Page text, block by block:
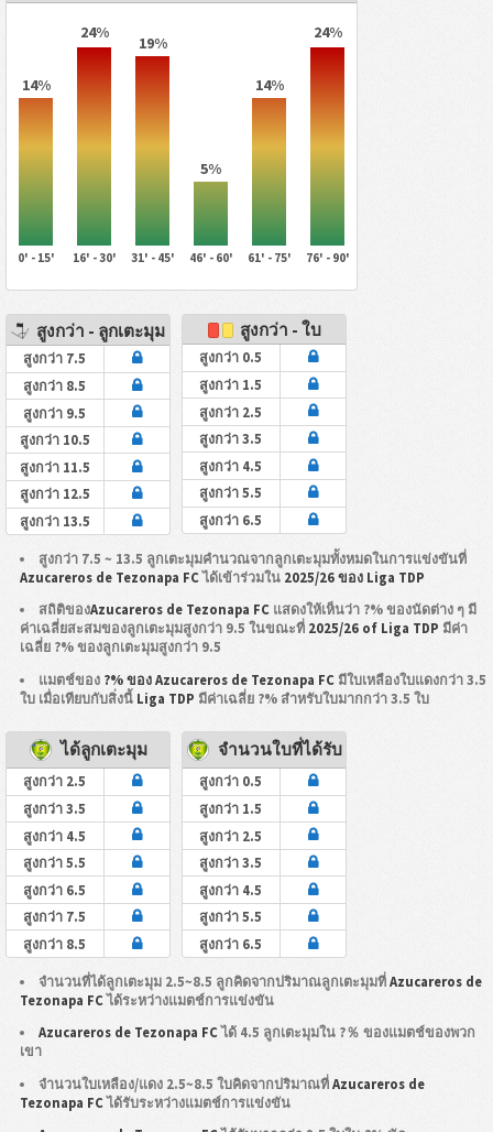
14%
24%
19%
5%
14%
24%
0' - 15' 16' - 30' 31' - 45' 46' - 60' 61' - 75' 76' - 90'
สูงกว่า - ลูกเตะมุม
สูงกว่า 7.5
สูงกว่า 8.5
สูงกว่า 9.5
สูงกว่า 10.5
สูงกว่า 11.5
สูงกว่า 12.5
สูงกว่า 13.5
สูงกว่า - ใบ
สูงกว่า 0.5
สูงกว่า 1.5
สูงกว่า 2.5
สูงกว่า 3.5
สูงกว่า 4.5
สูงกว่า 5.5
สูงกว่า 6.5
สูงกว่า 7.5 ~ 13.5 ลูกเตะมุมคำนวณจากลูกเตะมุมทั้งหมดในการแข่งขันที่
Azucareros de Tezonapa FCได้เข้าร่วมใน 2025/26 ของ Liga TDP
สถิติของAzucareros de Tezonapa FC แสดงให้เห็นว่า ?% ของนัดต่าง ๆ มี
ค่าเฉลี่ยสะสมของลูกเตะมุมสูงกว่า 9.5 ในขณะที่ 2025/26 of Liga TDP มีค่า
เฉลี่ย ?% ของลูกเตะมุมสูงกว่า 9.5
แมตช์ของ ?% ของ Azucareros de Tezonapa FC มีใบเหลืองใบแดงกว่า 3.5
ใบ เมื่อเทียบกับสิ่งนี้ Liga TDP มีค่าเฉลี่ย ?% สำหรับใบมากกว่า 3.5 ใบ
ได้ลูกเตะมุม
สูงกว่า 2.5
สูงกว่า 3.5
สูงกว่า 4.5
สูงกว่า 5.5
สูงกว่า 6.5
สูงกว่า 7.5
สูงกว่า 8.5
จำนวนใบที่ได้รับ
สูงกว่า 0.5
สูงกว่า 1.5
สูงกว่า 2.5
สูงกว่า 3.5
สูงกว่า 4.5
สูงกว่า 5.5
สูงกว่า 6.5
จำนวนที่ได้ลูกเตะมุม 2.5~8.5 ลูกคิดจากปริมาณลูกเตะมุมที่Azucareros de
Tezonapa FCได้ระหว่างแมตช์การแข่งขัน
Azucareros de Tezonapa FCได้ 4.5 ลูกเตะมุมใน ?％ ของแมตช์ของพวก
เขา
จำนวนใบเหลือง/แดง 2.5~8.5 ใบคิดจากปริมาณที่Azucareros de
Tezonapa FCได้รับระหว่างแมตช์การแข่งขัน